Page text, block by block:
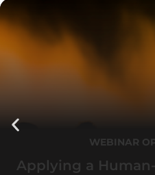
WEBINAR
Applying a